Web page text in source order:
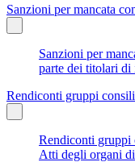
Sanzioni per mancata
Sanzioni per
parte dei titolari
Rendiconti gruppi
Rendiconti gruppi
Atti degli organi